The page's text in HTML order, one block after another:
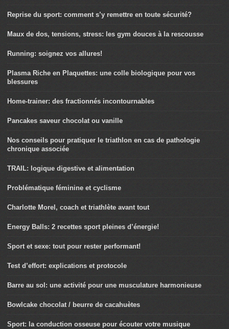
Reprise du sport: comment s’y remettre en toute sécurité?
Maux de dos, tensions, stress: les gym douces à la rescousse
Running: soignez vos allures!
Plasma Riche en Plaquettes: une colle biologique pour vos
blessures
Home-trainer: des fractionnés incontournables
Pancakes saveur chocolat ou vanille
Nos conseils pour pratiquer le triathlon en cas de pathologie
chronique associée
TRAIL: logique digestive et alimentation
Problématique féminine et cyclisme
Charlotte Morel, coach et triathlète avant tout
Energy Balls: 2 recettes sport pleines d’énergie!
Sport et sexe: tout pour rester performant!
Test d’effort: explications et protocole
Barre au sol: une activité pour une musculature harmonieuse
Bowlcake chocolat / beurre de cacahuètes
Sport: la conduction osseuse pour écouter votre musique